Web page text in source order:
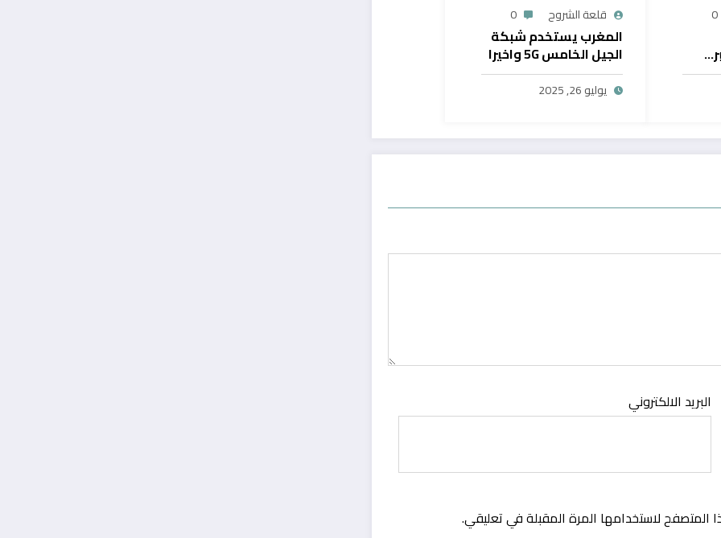
0 قلعة الشروح 0
المغرب يستخدم شبكة
الجيل الخامس 5G واخيرا
يوليو 26, 2025
البريد الالكتروني
المتصفح لاستخدامها المرة المقبلة في تعليقي.